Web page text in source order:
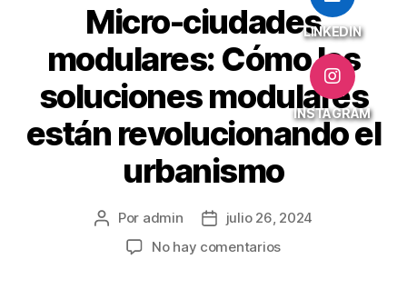
Micro-ciudades
modulares: Cómo las
soluciones modulares
están revolucionando el
urbanismo
Por admin
julio 26, 2024
No hay comentarios
LINKEDIN
INSTAGRAM